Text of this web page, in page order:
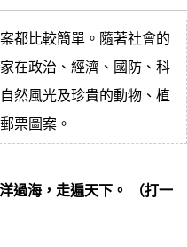
都比較簡單。隨著社會的
在政治、經濟、國防、科
然風光及珍貴的動物、植
票圖案。
過海，走遍天下。 （打一